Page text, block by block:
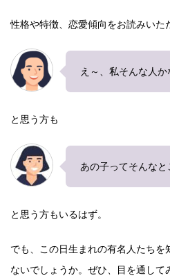
性格や特徴、恋愛傾向をお読みいた
え～、私そんな人か
と思う方も
あの子ってそんなと
と思う方もいるはず。
でも、この日生まれの有名人たちを
ないでしょうか。ぜひ、目を通して